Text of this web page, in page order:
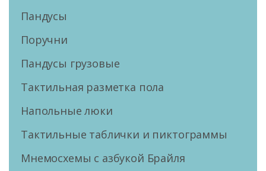
Пандусы
Поручни
Пандусы грузовые
Тактильная разметка пола
Напольные люки
Тактильные таблички и пиктограммы
Мнемосхемы с азбукой Брайля